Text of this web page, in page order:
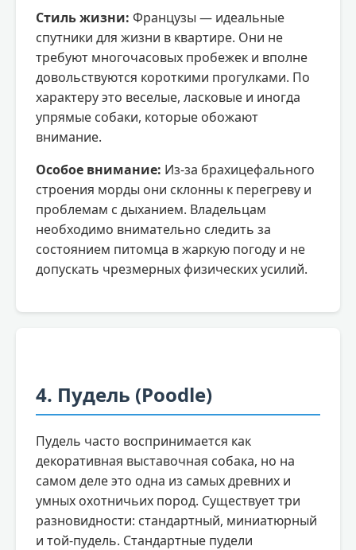
Стиль жизни: Французы — идеальные
спутники для жизни в квартире. Они не
требуют многочасовых пробежек и вполне
довольствуются короткими прогулками. По
характеру это веселые, ласковые и иногда
упрямые собаки, которые обожают
внимание.
Особое внимание: Из-за брахицефального
строения морды они склонны к перегреву и
проблемам с дыханием. Владельцам
необходимо внимательно следить за
состоянием питомца в жаркую погоду и не
допускать чрезмерных физических усилий.
4. Пудель (Poodle)
Пудель часто воспринимается как
декоративная выставочная собака, но на
самом деле это одна из самых древних и
умных охотничьих пород. Существует три
разновидности: стандартный, миниатюрный
и той-пудель. Стандартные пудели